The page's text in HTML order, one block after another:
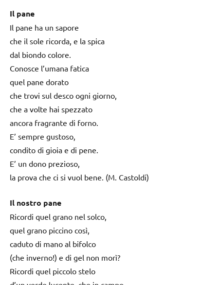
Il pane
Il pane ha un sapore
che il sole ricorda, e la spica
dal biondo colore.
Conosce l’umana fatica
quel pane dorato
che trovi sul desco ogni giorno,
che a volte hai spezzato
ancora fragrante di forno.
E’ sempre gustoso,
condito di gioia e di pene.
E’ un dono prezioso,
la prova che ci si vuol bene. (M. Castoldi)
Il nostro pane
Ricordi quel grano nel solco,
quel grano piccino così,
caduto di mano al bifolco
(che inverno!) e di gel non morì?
Ricordi quel piccolo stelo